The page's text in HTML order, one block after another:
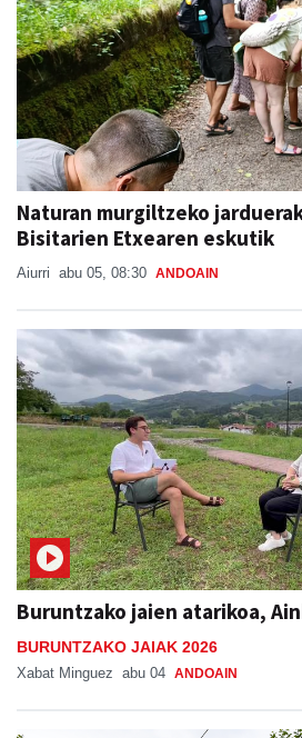
Naturan murgiltzeko
Bisitarien Etxearen eskutik
Aiurri abu 05, 08:30 ANDOAIN
Buruntzako jaien atarikoa,
BURUNTZAKO JAIAK 2026
Xabat Minguez abu 04 ANDOAIN